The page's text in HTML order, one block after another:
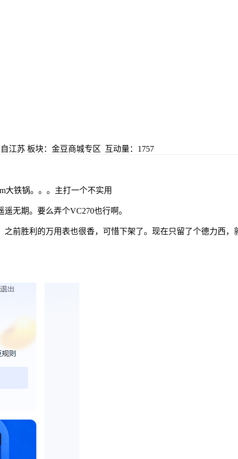
江苏 板块：金豆商城专区 互动量：1757
大铁锅。。。主打一个不实用
无期。要么弄个VC270也行啊。
前胜利的万用表也很香，可惜下架了。现在只留了个德力西，